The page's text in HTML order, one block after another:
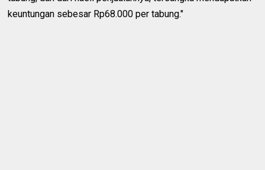
keuntungan sebesar Rp68.000 per tabung."